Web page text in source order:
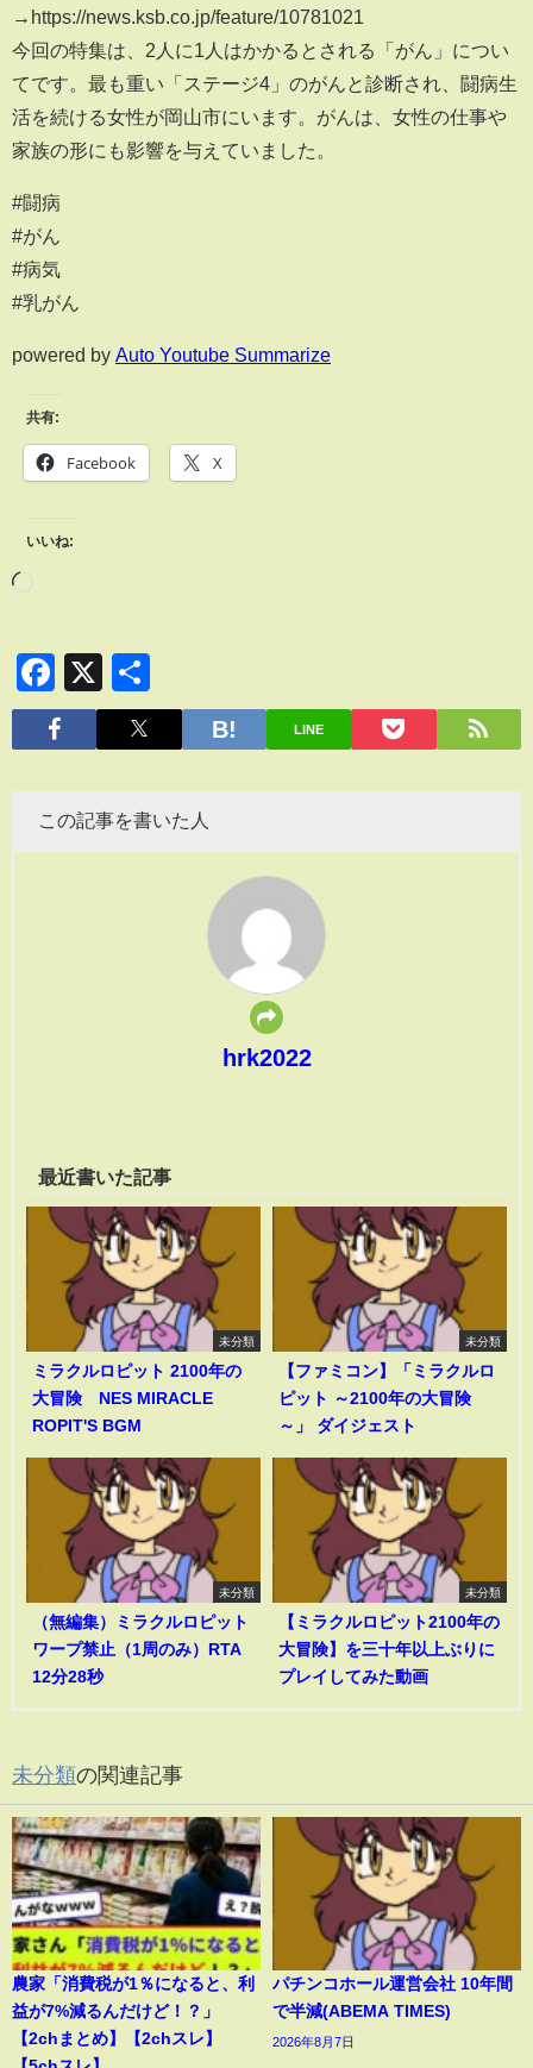
→https://news.ksb.co.jp/feature/10781021
今回の特集は、2人に1人はかかるとされる「がん」につい
てです。最も重い「ステージ4」のがんと診断され、闘病生
活を続ける女性が岡山市にいます。がんは、女性の仕事や
家族の形にも影響を与えていました。
#闘病
#がん
#病気
#乳がん
powered by Auto Youtube Summarize
共有:
Facebook X
いいね:
Facebook
X
有
LINE
この記事を書いた人
hrk2022
最近書いた記事
未分類
ミラクルロピット 2100年の
大冒険 NES MIRACLE
ROPIT'S BGM
未分類
【ファミコン】「ミラクルロ
ピット ～2100年の大冒険
～」 ダイジェスト
未分類
（無編集）ミラクルロピット
ワープ禁止（1周のみ）RTA
12分28秒
未分類
【ミラクルロピット2100年の
大冒険】を三十年以上ぶりに
プレイしてみた動画
未分類の関連記事
農家「消費税が1％になると、利
益が7%減るんだけど！？」
【2chまとめ】【2chスレ】
パチンコホール運営会社 10年間
で半減(ABEMA TIMES)
2026年8月7日